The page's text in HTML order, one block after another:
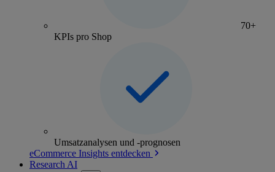
70+
KPIs pro Shop
Umsatzanalysen und -prognosen
eCommerce Insights entdecken
Research AI